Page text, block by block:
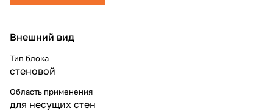
Внешний вид
Тип блока
стеновой
Область применения
для несущих стен